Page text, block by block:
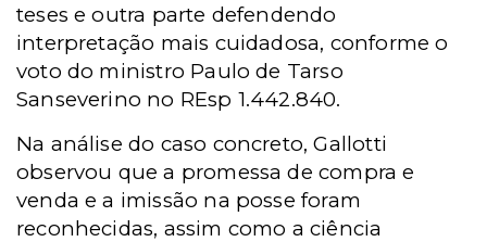
teses e outra parte defendendo
interpretação mais cuidadosa, conforme o
voto do ministro Paulo de Tarso
Sanseverino no REsp 1.442.840.
Na análise do caso concreto, Gallotti
observou que a promessa de compra e
venda e a imissão na posse foram
reconhecidas, assim como a ciência